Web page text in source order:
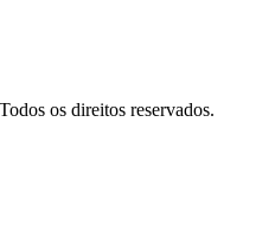
os direitos reservados.